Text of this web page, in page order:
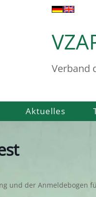
Verband
Aktuelles
und der Anmeldebogen